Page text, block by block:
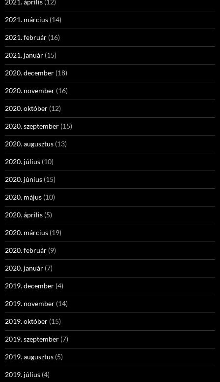
2021. április (12)
2021. március (14)
2021. február (16)
2021. január (15)
2020. december (18)
2020. november (16)
2020. október (12)
2020. szeptember (15)
2020. augusztus (13)
2020. július (10)
2020. június (15)
2020. május (10)
2020. április (5)
2020. március (19)
2020. február (9)
2020. január (7)
2019. december (4)
2019. november (14)
2019. október (15)
2019. szeptember (7)
2019. augusztus (5)
2019. július (4)